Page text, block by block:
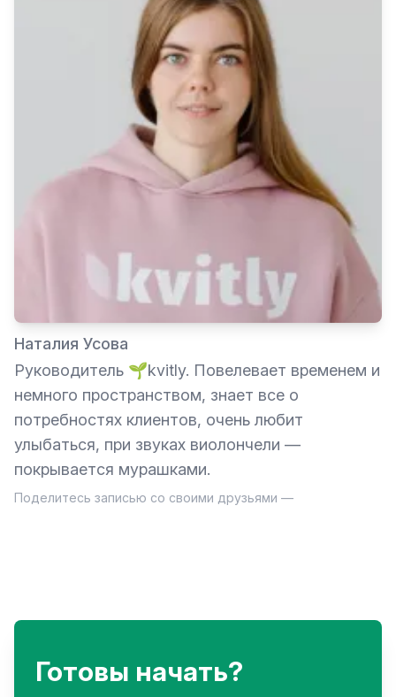
Наталия Усова
Руководитель 🌱kvitly. Повелевает временем и
немного пространством, знает все о
потребностях клиентов, очень любит
улыбаться, при звуках виолончели —
покрывается мурашками.
Поделитесь записью со своими друзьями —
Готовы начать?